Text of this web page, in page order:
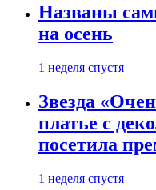
Названы
на осень
1 неделя спустя
Звезда
платье с
посетила
1 неделя спустя